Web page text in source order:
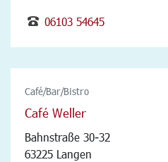
06103 54645
Café/Bar/Bistro
Café Weller
Bahnstraße 30-32
63225 Langen